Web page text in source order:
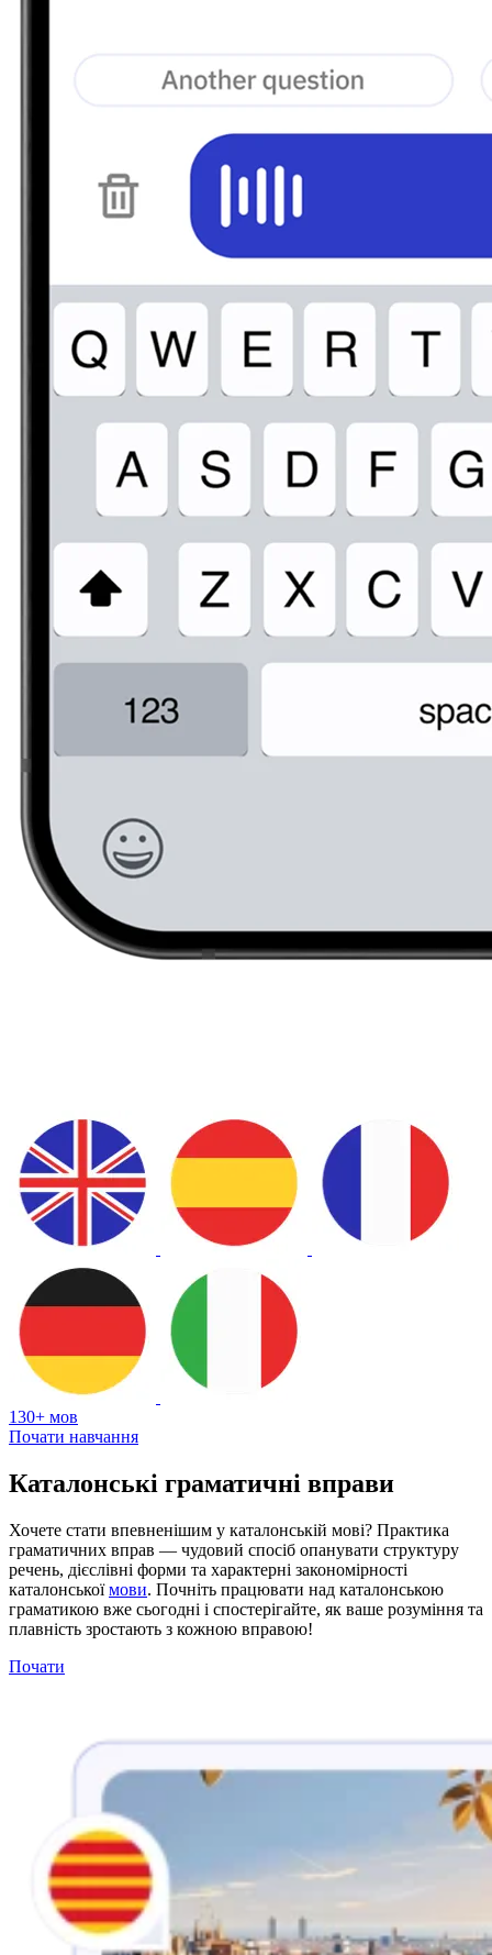
130+ мов
Почати навчання
Каталонські граматичні вправи
Хочете стати впевненішим у каталонській мові? Практика
граматичних вправ — чудовий спосіб опанувати структуру
речень, дієслівні форми та характерні закономірності
каталонськоїмови. Почніть працювати над каталонською
граматикою вже сьогодні і спостерігайте, як ваше розуміння та
плавність зростають з кожною вправою!
Почати